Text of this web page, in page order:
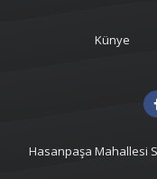
Künye
Hasanpaşa Mahallesi